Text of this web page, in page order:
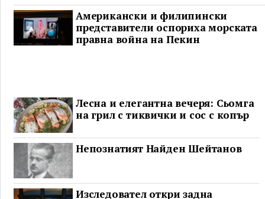
Американски и филипински
представители оспориха морската
правна война на Пекин
Лесна и елегантна вечеря: Сьомга
на грил с тиквички и сос с копър
Непознатият Найден Шейтанов
Изследовател откри задна